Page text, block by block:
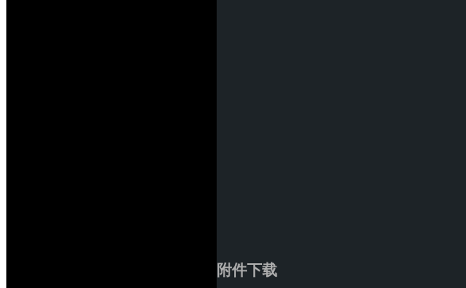
附件下载